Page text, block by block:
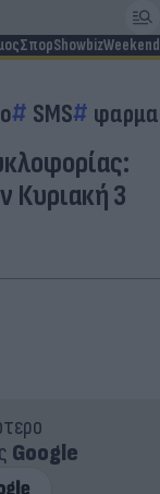
ΣπορShowbizWeekend
SMS
Κυριακή 3
Google